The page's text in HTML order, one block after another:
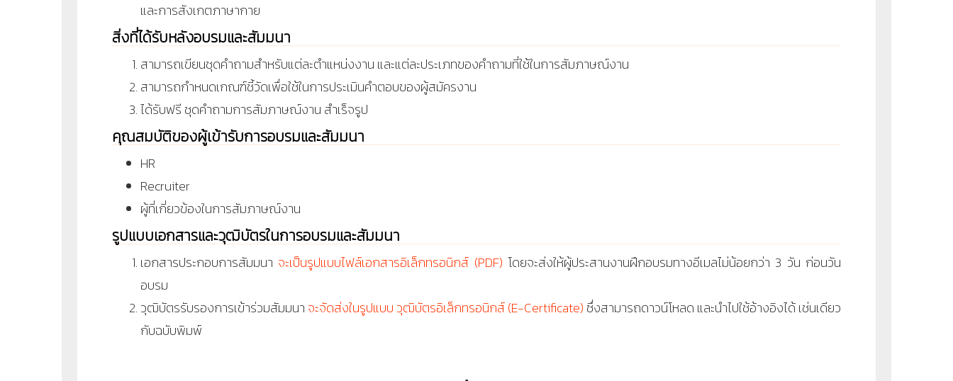
และการสังเกตภาษากาย
สิ่งที่ได้รับหลังอบรมและสัมมนา
สามารถเขียนชุดคำถามสำหรับแต่ละตำแหน่งงาน และแต่ละประเภทของคำถามที่ใช้ในการสัมภาษณ์งาน
สามารถกำหนดเกณฑ์ชี้วัดเพื่อใช้ในการประเมินคำตอบของผู้สมัครงาน
ได้รับฟรี ชุดคำถามการสัมภาษณ์งาน สำเร็จรูป
คุณสมบัติของผู้เข้ารับการอบรมและสัมมนา
HR
Recruiter
ผู้ที่เกี่ยวข้องในการสัมภาษณ์งาน
รูปแบบเอกสารและวุฒิบัตรในการอบรมและสัมมนา
เอกสารประกอบการสัมมนา จะเป็นรูปแบบไฟล์เอกสารอิเล็กทรอนิกส์ (PDF) โดยจะส่งให้ผู้ประสานงานฝึกอบรมทางอีเมลไม่น้อยกว่า 3 วัน ก่อนวัน
อบรม
วุฒิบัตรรับรองการเข้าร่วมสัมมนา จะจัดส่งในรูปแบบ วุฒิบัตรอิเล็กทรอนิกส์ (E-Certificate) ซึ่งสามารถดาวน์โหลด และนำไปใช้อ้างอิงได้ เช่นเดียว
กับฉบับพิมพ์